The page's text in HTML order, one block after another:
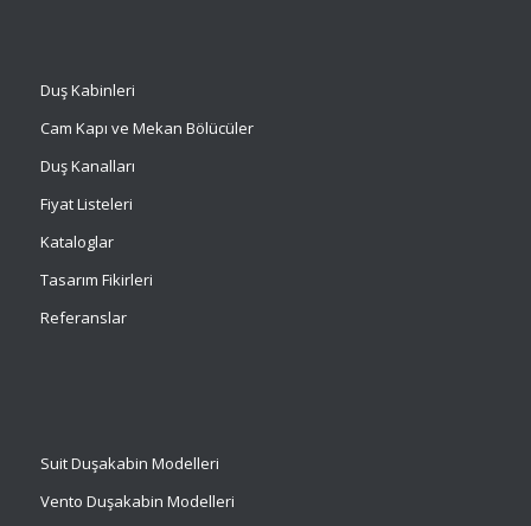
Duş Kabinleri
Cam Kapı ve Mekan Bölücüler
Duş Kanalları
Fiyat Listeleri
Kataloglar
Tasarım Fikirleri
Referanslar
SuitDuşakabin Modelleri
Vento Duşakabin Modelleri